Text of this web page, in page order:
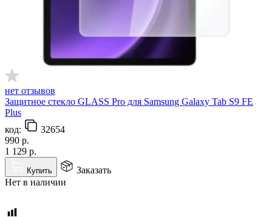
нет отзывов
Защитное стекло GLASS Pro для Samsung Galaxy Tab S9 FE
Plus
код:
32654
990 р.
1 129 р.
Купить
Заказать
Нет в наличии